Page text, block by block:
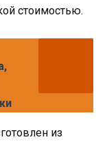
стоимостью.
из